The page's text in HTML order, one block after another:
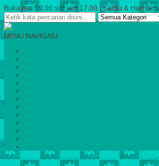
Buka jam 09.00 s/d jam 17.00 , Sabtu & Hari
MENU NAVIGASI